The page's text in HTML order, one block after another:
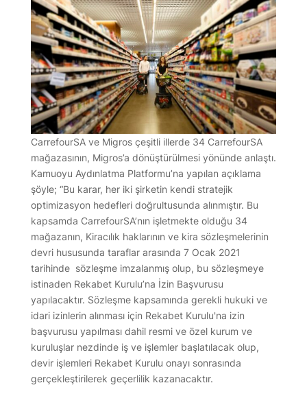
CarrefourSA ve Migros çeşitli illerde 34 CarrefourSA
mağazasının, Migros’a dönüştürülmesi yönünde anlaştı.
Kamuoyu Aydınlatma Platformu’na yapılan açıklama
şöyle; “Bu karar, her iki şirketin kendi stratejik
optimizasyon hedefleri doğrultusunda alınmıştır. Bu
kapsamda CarrefourSA’nın işletmekte olduğu 34
mağazanın, Kiracılık haklarının ve kira sözleşmelerinin
devri hususunda taraflar arasında 7 Ocak 2021
tarihinde sözleşme imzalanmış olup, bu sözleşmeye
istinaden Rekabet Kurulu’na İzin Başvurusu
yapılacaktır. Sözleşme kapsamında gerekli hukuki ve
idari izinlerin alınması için Rekabet Kurulu'na izin
başvurusu yapılması dahil resmi ve özel kurum ve
kuruluşlar nezdinde iş ve işlemler başlatılacak olup,
devir işlemleri Rekabet Kurulu onayı sonrasında
gerçekleştirilerek geçerlilik kazanacaktır.